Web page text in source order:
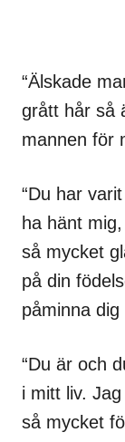
“Älskade
grått hår så
mannen för
“Du har
ha hänt
så mycket
på din
påminna
“Du är och
i mitt liv.
så mycket